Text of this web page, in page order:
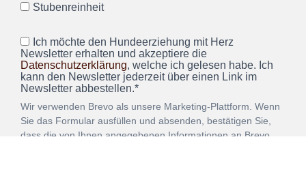
Stubenreinheit
Ich möchte den Hundeerziehung mit Herz
Newsletter erhalten und akzeptiere die
Datenschutzerklärung, welche ich gelesen habe. Ich
kann den Newsletter jederzeit über einen Link im
Newsletter abbestellen.*
Wir verwenden Brevo als unsere Marketing-Plattform. Wenn
Sie das Formular ausfüllen und absenden, bestätigen Sie,
dass die von Ihnen angegebenen Informationen an Brevo